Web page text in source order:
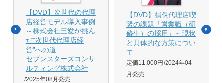
【DVD】次世代の代理
店経営モデル導入事例
～株式会社三愛が挑ん
だ”次世代代理店経
営”への道
セブンスターズコンサ
ルティング株式会社
2025年08月発売
【DVD】損保代理店喫
緊の課題「営業職（研
修生）の採用」～現状
と具体的な方策につい
て
定価11,000円 2024年04
月発売